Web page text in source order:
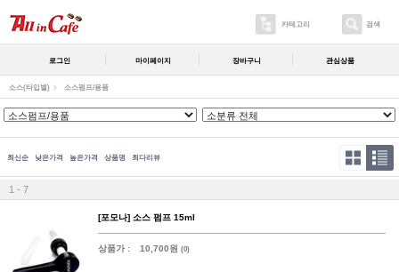
카테고리 검색
로그인 마이페이지 장바구니 관심상품
소스(타입별) 소스펌프/용품
최신순 낮은가격 높은가격 상품명 최다리뷰
1 - 7
[포모나] 소스 펌프 15ml
상품가 : 10,700원 (0)